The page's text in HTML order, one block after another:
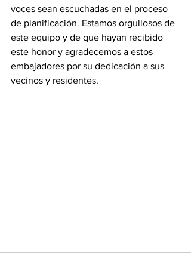
voces sean escuchadas en el proceso
de planificación. Estamos orgullosos de
este equipo y de que hayan recibido
este honor y agradecemos a estos
embajadores por su dedicación a sus
vecinos y residentes.